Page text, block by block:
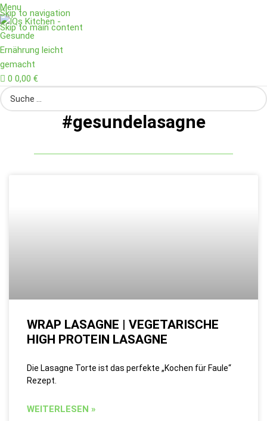
Skip to navigation
Skip to main content
Menu
0 0,00 €
#gesundelasagne
WRAP LASAGNE | VEGETARISCHE
HIGH PROTEIN LASAGNE
Die Lasagne Torte ist das perfekte „Kochen für Faule“
Rezept.
WEITERLESEN »